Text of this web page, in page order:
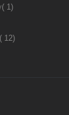
1Artikel
12Artikel